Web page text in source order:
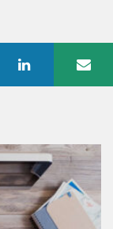
Linkedin